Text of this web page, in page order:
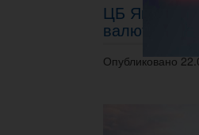
ЦБ Японии
валютные
Опубликовано